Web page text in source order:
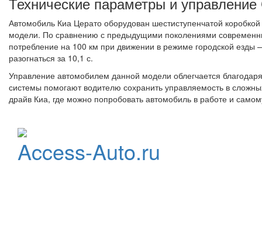
Автомобиль Киа Церато оборудован шестиступенчатой
модели. По сравнению с предыдущими поколениями
потребление на 100 км при движении в режиме городской езды
разогнаться за 10,1 с.
Управление автомобилем данной модели облегчается
системы помогают водителю сохранить управляемость в
драйв Киа, где можно попробовать автомобиль в работе и
Access-Auto.ru